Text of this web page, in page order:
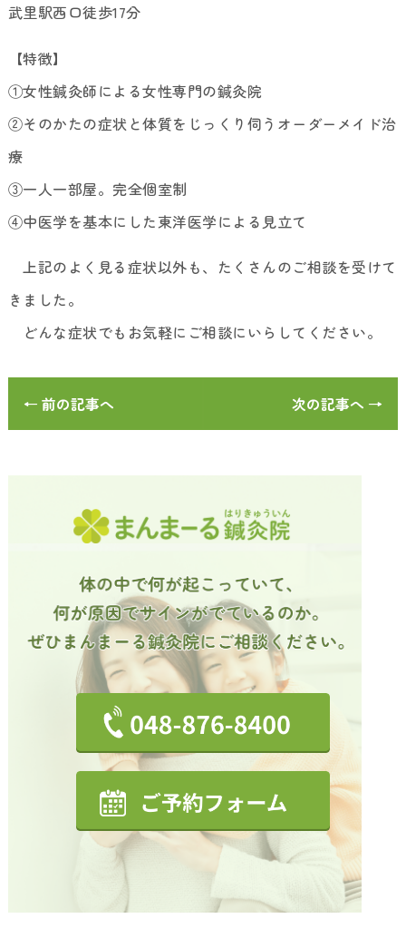
武里駅西口徒歩17分
【特徴】
①女性鍼灸師による女性専門の鍼灸院
②そのかたの症状と体質をじっくり伺うオーダーメイド治
療
③一人一部屋。完全個室制
④中医学を基本にした東洋医学による見立て
上記のよく見る症状以外も、たくさんのご相談を受けて
きました。
どんな症状でもお気軽にご相談にいらしてください。
← 前の記事へ 次の記事へ →